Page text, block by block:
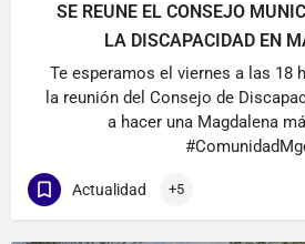
SE REUNE EL CONSEJO
LA DISCAPACIDAD EN
Te esperamos el viernes a las 18
la reunión del Consejo de
a hacer una Magdalena
Actualidad +5